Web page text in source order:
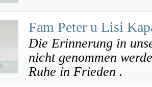
Fam Peter u Lisi
Die Erinnerung in
nicht genommen
Ruhe in Frieden .